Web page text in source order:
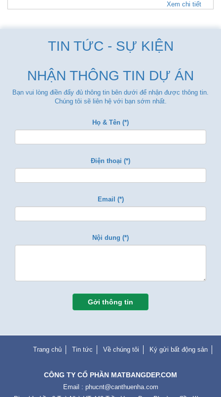
Xem chi tiết
TIN TỨC - SỰ KIỆN
NHẬN THÔNG TIN DỰ ÁN
Bạn vui lòng điền đẩy đủ thông tin bên dưới để nhận được thông tin.
Chúng tôi sẽ liên hệ với bạn sớm nhất.
Họ & Tên (*)
Điện thoại (*)
Email (*)
Nội dung (*)
Gởi thông tin
Trang chủ Tin tức Về chúng tôi Ký gửi bất động sản
CÔNG TY CỔ PHẦN MATBANGDEP.COM
Email : phucnt@canthuenha.com